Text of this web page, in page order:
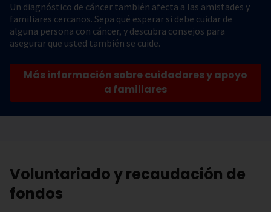
Un diagnóstico de cáncer también afecta a las amistades y
familiares cercanos. Sepa qué esperar si debe cuidar de
alguna persona con cáncer, y descubra consejos para
asegurar que usted también se cuide.
Más información sobre cuidadores y apoyo
a familiares
Voluntariado y recaudación de
fondos